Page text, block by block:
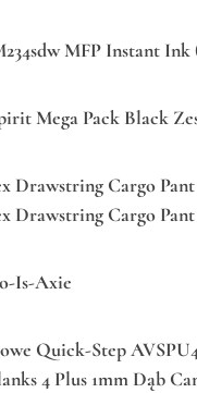
MFP Instant Ink
Mega Pack Black
Drawstring Cargo
Drawstring Cargo Pant
Is-Axie
Quick-Step
4 Plus 1mm Dąb